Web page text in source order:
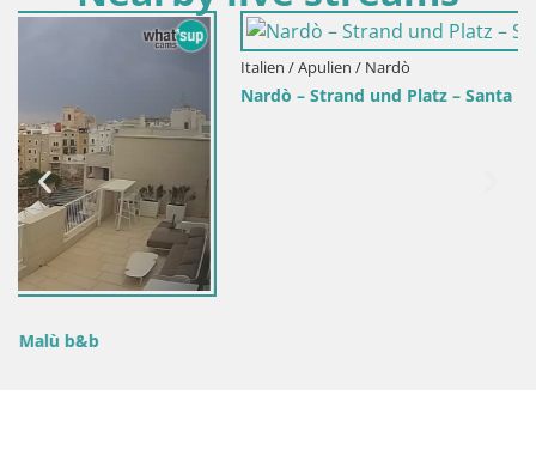
Nardò – Strand und Platz – Santa Maria al Bagno